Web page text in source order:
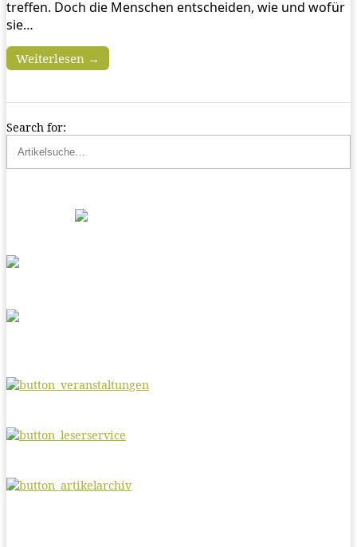
treffen. Doch die Menschen entscheiden, wie und wofür
sie…
Weiterlesen →
Search for: